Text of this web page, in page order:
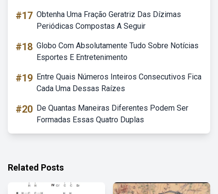
#17 Obtenha Uma Fração Geratriz Das Dízimas
Periódicas Compostas A Seguir
#18 Globo Com Absolutamente Tudo Sobre Notícias
Esportes E Entretenimento
#19 Entre Quais Números Inteiros Consecutivos Fica
Cada Uma Dessas Raízes
#20 De Quantas Maneiras Diferentes Podem Ser
Formadas Essas Quatro Duplas
Related Posts